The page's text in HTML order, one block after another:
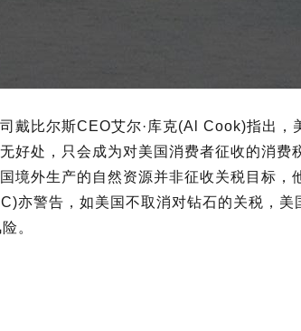
戴比尔斯CEO艾尔·库克(Al Cook)指出，
好处，只会成为对美国消费者征收的消费
境外生产的自然资源并非征收关税目标，
亦警告，如美国不取消对钻石的关税，美
。